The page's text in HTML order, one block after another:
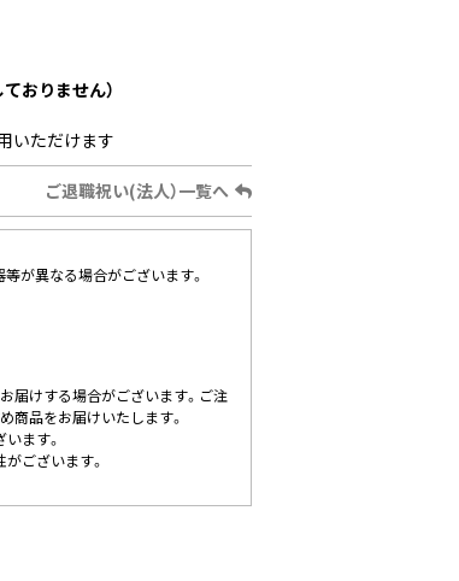
おりません）
いただけます
ご退職祝い(法人）一覧へ
等が異なる場合がございます。
届けする場合がございます。ご注
商品をお届けいたします。
ます。
ございます。